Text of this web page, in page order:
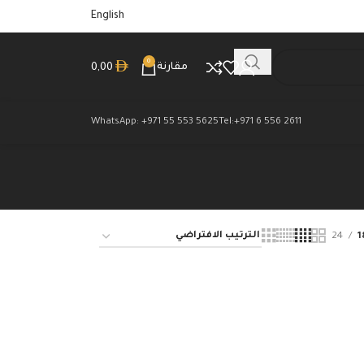
English
مقارنة
0
0,00
Tel:+971 6 556 2611
WhatsApp: +971 55 553 5625
24